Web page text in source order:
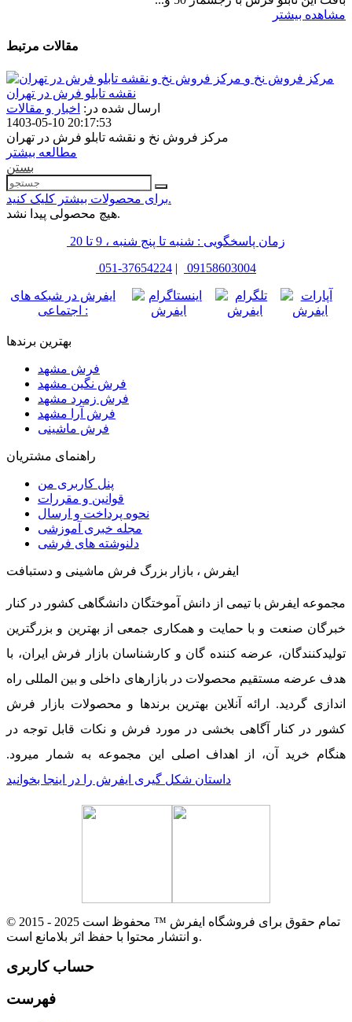
مشاهده بیشتر
مقالات مرتبط
مرکز فروش نخ و
نقشه تابلو فرش در تهران
ارسال شده در: اخبار و مقالات
1403-05-10 20:17:53
مرکز فروش نخ و نقشه تابلو فرش در تهران
مطالعه بیشتر
بستن
برای محصولات بیشتر کلیک کنید.
هیچ محصولی پیدا نشد.
زمان پاسخگویی : شنبه تا پنج شنبه ، 9 تا 20
051-37654224 | 09158603004
ایفرش در شبکه های
اجتماعی :
بهترین برندها
فرش مشهد
فرش نگین مشهد
فرش زمرد مشهد
فرش آرا مشهد
فرش ماشینی
راهنمای مشتریان
پنل کاربری من
قوانین و مقررات
نحوه پرداخت و ارسال
مجله خبری آموزشی
دلنوشته های فرشی
ایفرش ، بازار بزرگ فرش ماشینی و دستبافت
مجموعه ایفرش با تیمی از دانش آموختگان دانشگاهی کشور در کنار
خبرگان صنعت و با حمایت و همکاری جمعی از بهترین و بزرگترین
تولیدکنندگان، عرضه کننده گان و کارشناسان بازار فرش ایران، با
هدف عرضه مستقیم محصولات در بازارهای داخلی و بین المللی راه
اندازی گردید. ارائه آنلاین بهترین برندها و محصولات بازار فرش
کشور در کنار آگاهی بخشی در مورد فرش و نکات قابل توجه در
هنگام خرید آن، از اهداف اصلی این مجموعه به شمار میرود.
داستان شکل گیری ایفرش را در اینجا بخوانید
© 2015 - 2025 تمام حقوق برای فروشگاه ایفرش ™ محفوظ است
و انتشار محتوا با حفظ اثر بلامانع است.
حساب کاربری
فهرست